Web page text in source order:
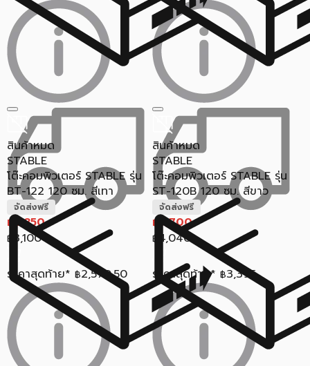
สินค้าหมด
STABLE
โต๊ะคอมพิวเตอร์ STABLE รุ่น
BT-122 120 ซม. สีเทา
จัดส่งฟรี
฿ 2,850
฿ 3,100
ราคาสุดท้าย* ฿2,570.50
สินค้าหมด
STABLE
โต๊ะคอมพิวเตอร์ STABLE รุ่น
ST-120B 120 ซม. สีขาว
จัดส่งฟรี
฿ 3,700
฿ 4,040
ราคาสุดท้าย* ฿3,395